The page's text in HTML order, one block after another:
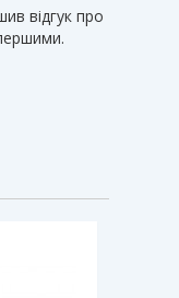
відгук про